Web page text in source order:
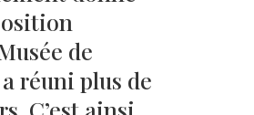
de
réuni plus de
C’est ainsi